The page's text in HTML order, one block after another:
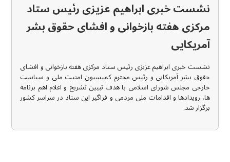
نشست خبری ابراهیم عزیزی رئیس ستاد
مرکزی هفته بازخوانی و افشای حقوق بشر
آمریکایی
نشست خبری ابراهیم عزیزی رئیس ستاد مرکزی هفته بازخوانی و افشای
حقوق بشر آمریکایی و رئیس محترم کمیسیون امنیت ملی و سیاست
خارجی مجلس شورای اسلامی با هدف تبیین تشریح و اعلام اهم برنامه
ها، رویدادها و اقدامات ملی مردمی و فراگیر این ستاد در سراسر کشور
برگزار شد.